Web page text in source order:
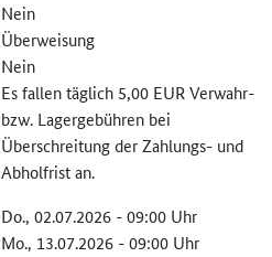
Nein
Überweisung
Nein
Es fallen täglich 5,00 EUR Verwahr-
bzw. Lagergebühren bei
Überschreitung der Zahlungs- und
Abholfrist an.
Do., 02.07.2026 - 09:00 Uhr
Mo., 13.07.2026 - 09:00 Uhr